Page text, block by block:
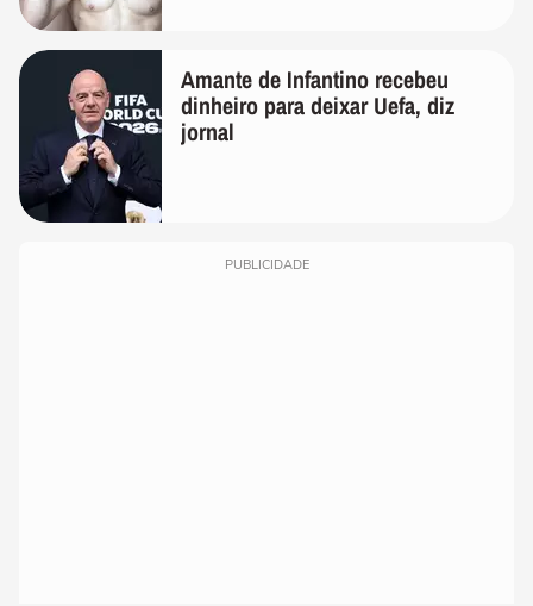
Amante de Infantino recebeu
dinheiro para deixar Uefa, diz
jornal
PUBLICIDADE